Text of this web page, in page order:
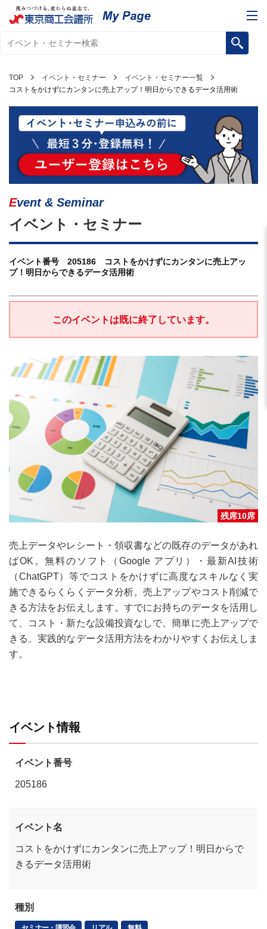
TOP イベント・セミナー
イベント・セミナー一覧
コストをかけずにカンタンに売上アップ！明日からできるデータ活用術
Event & Seminar
イベント・セミナー
イベント番号 205186 コストをかけずにカンタンに売上アッ
プ！明日からできるデータ活用術
このイベントは既に終了しています。
残席10席
売上データやレシート・領収書などの既存のデータがあれ
ばOK。無料のソフト（Google アプリ）・最新AI技術
（ChatGPT）等でコストをかけずに高度なスキルなく実
施できるらくらくデータ分析。売上アップやコスト削減で
きる方法をお伝えします。すでにお持ちのデータを活用し
て、コスト・新たな設備投資なしで、簡単に売上アップで
きる、実践的なデータ活用方法をわかりやすくお伝えしま
す。
イベント情報
イベント番号
205186
イベント名
コストをかけずにカンタンに売上アップ！明日からで
きるデータ活用術
種別